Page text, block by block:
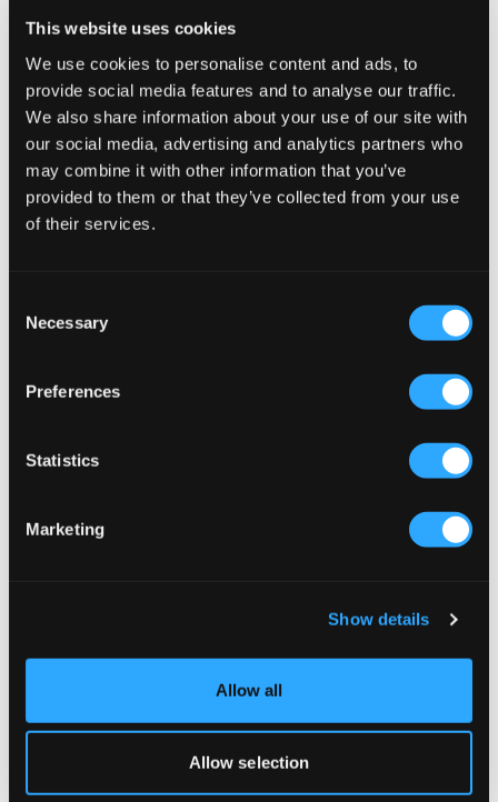
This website uses cookies
We use cookies to personalise content and ads, to
provide social media features and to analyse our traffic.
We also share information about your use of our site with
our social media, advertising and analytics partners who
may combine it with other information that you’ve
provided to them or that they’ve collected from your use
of their services.
Selection
Necessary
Preferences
Statistics
Marketing
Show details
Allow all
Allow selection
Jack & Jones
45 €
NOOS JNR
Jack & Jones
JJICHRIS JJORIGINAL AKM 920